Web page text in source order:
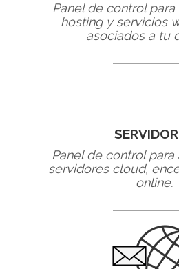
Panel de control
hosting y servicios
asociados a tu
Panel de control
servidores cloud,
online.